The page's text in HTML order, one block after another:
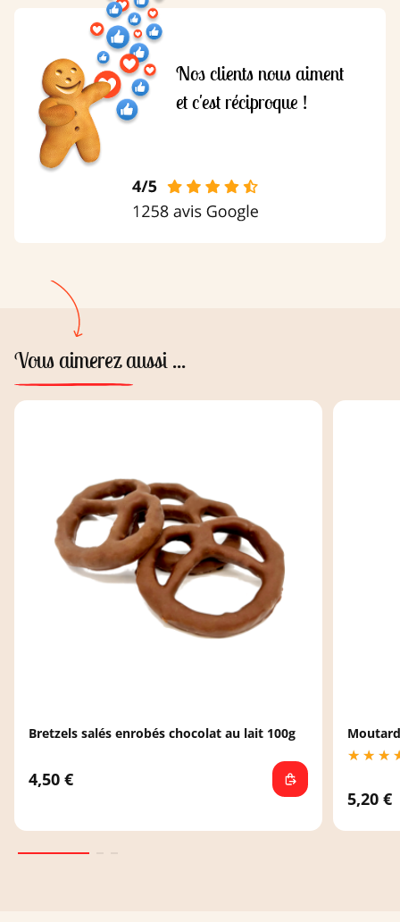
Glucides : 66.2 g (dont sucres : 49 g)
Protéines : 6.4 g
Sel : 0.21 g
Assortiment de petits gâteaux : Valeurs nutritionnelles
moyennes pour 100g :
Energie : 1879kJ/(447 kcal)
Matières grasses : 14,6 g (dont acides gras saturés) :
7,55 g
Glucides : 69,5g (dont sucres) 37,6 g
Nos clients nous aiment
et c'est réciproque !
Vous aimerez aussi ...
Bretzels salés enrobés chocolat au lait 100g
4,50 €
5,20 €